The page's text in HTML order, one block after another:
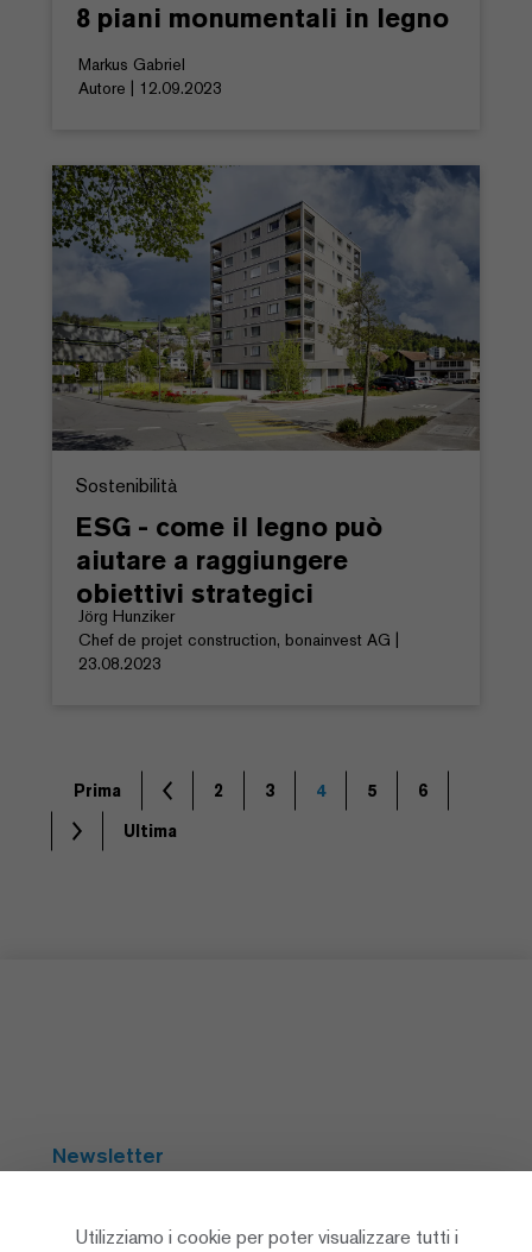
8 piani monumentali in legno
Markus Gabriel
Autore | 12.09.2023
Sostenibilità
ESG - come il legno può
aiutare a raggiungere
obiettivi strategici
Jörg Hunziker
Chef de projet construction, bonainvest AG |
23.08.2023
Prima 2 3 4 5
6
Ultima
Newsletter
Utilizziamo i cookie per poter visualizzare tutti i